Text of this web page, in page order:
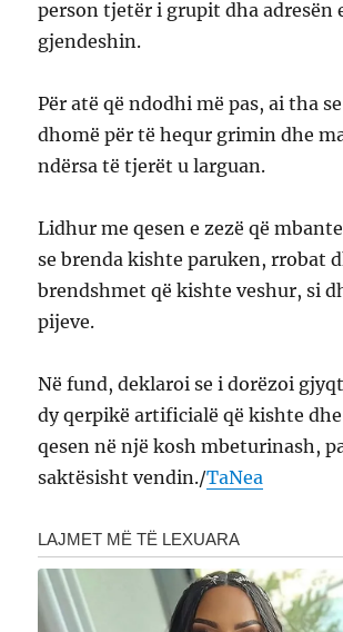
person tjetër i grupit dha adresën
gjendeshin.
Për atë që ndodhi më pas, ai tha
dhomë për të hequr grimin dhe
ndërsa të tjerët u larguan.
Lidhur me qesen e zezë që
se brenda kishte paruken, rrobat
brendshmet që kishte veshur, si
pijeve.
Në fund, deklaroi se i dorëzoi
dy qerpikë artificialë që kishte
qesen në një kosh mbeturinash,
saktësisht vendin./TaNea